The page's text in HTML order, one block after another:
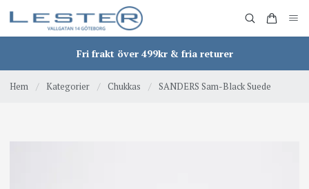
Fri frakt över 499kr & fria returer
Hem / Kategorier / Chukkas / SANDERS Sam-Black Suede